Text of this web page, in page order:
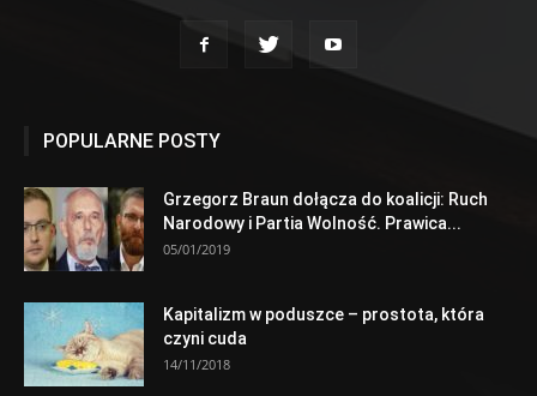
POPULARNE POSTY
Grzegorz Braun dołącza do koalicji: Ruch
Narodowy i Partia Wolność. Prawica...
05/01/2019
Kapitalizm w poduszce – prostota, która
czyni cuda
14/11/2018